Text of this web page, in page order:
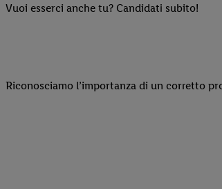
Vuoi esserci anche tu? Candidati subito!
Riconosciamo l’importanza di un corretto